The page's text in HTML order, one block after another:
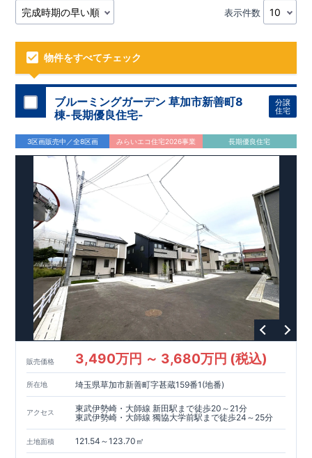
表示件数
物件をすべてチェック
ブルーミングガーデン 草加市新善町8
棟-長期優良住宅-
分譲
住宅
3区画販売中／全8区画 みらいエコ住宅2026事業 長期優良住宅
販売価格 3,490万円 ～ 3,680万円 (税込)
所在地 埼玉県草加市新善町字甚蔵159番1(地番)
アクセス
東武伊勢崎・大師線 新田駅まで徒歩20～21分
東武伊勢崎・大師線 獨協大学前駅まで徒歩24～25分
土地面積 121.54～123.70㎡